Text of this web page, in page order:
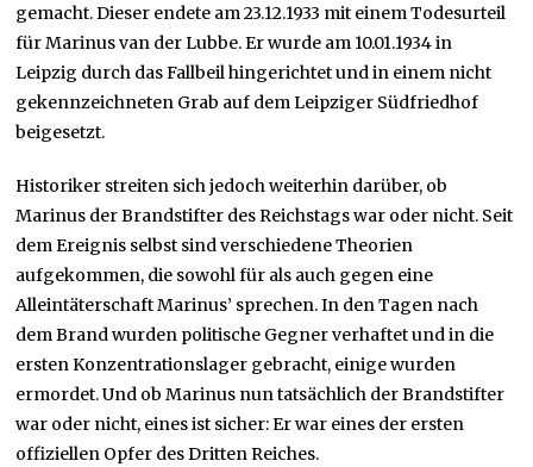
gemacht. Dieser endete am 23.12.1933 mit einem Todesurteil
für Marinus van der Lubbe. Er wurde am 10.01.1934 in
Leipzig durch das Fallbeil hingerichtet und in einem nicht
gekennzeichneten Grab auf dem Leipziger Südfriedhof
beigesetzt.
Historiker streiten sich jedoch weiterhin darüber, ob
Marinus der Brandstifter des Reichstags war oder nicht. Seit
dem Ereignis selbst sind verschiedene Theorien
aufgekommen, die sowohl für als auch gegen eine
Alleintäterschaft Marinus’ sprechen. In den Tagen nach
dem Brand wurden politische Gegner verhaftet und in die
ersten Konzentrationslager gebracht, einige wurden
ermordet. Und ob Marinus nun tatsächlich der Brandstifter
war oder nicht, eines ist sicher: Er war eines der ersten
offiziellen Opfer des Dritten Reiches.